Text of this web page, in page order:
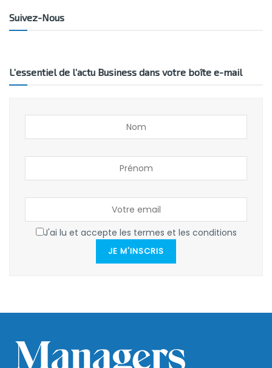
Suivez-Nous
L’essentiel de l’actu Business dans votre boîte e-mail
J'ai lu et accepte les termes et les conditions
JE M'INSCRIS